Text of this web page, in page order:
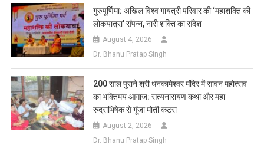
गुरुपूर्णिमा: अखिल विश्व गायत्री परिवार की ‘महाशक्ति की
लोकयात्रा’ संपन्न, नारी शक्ति का संदेश
August 4, 2026
Dr. Bhanu Pratap Singh
200 साल पुराने श्री धनकामेश्वर मंदिर में सावन महोत्सव
का भक्तिमय आगाज: सत्यनारायण कथा और महा
रुद्राभिषेक से गूंजा मोती कटरा
August 2, 2026
Dr. Bhanu Pratap Singh